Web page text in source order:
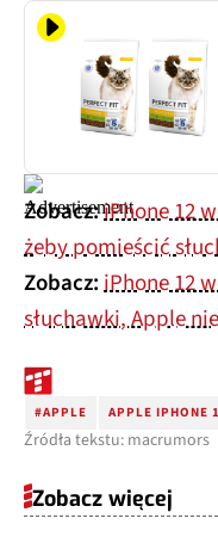
Zobacz:iPhone 12
żeby pomieścić
Zobacz:iPhone 12
słuchawki, Apple
#APPLE APPLE IPHONE
Źródła tekstu: macrumors
Zobacz więcej